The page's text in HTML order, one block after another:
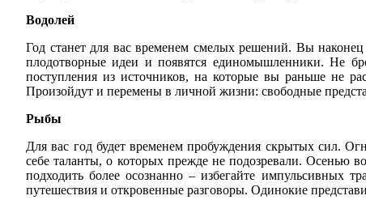
Водолей
Год станет для вас временем смелых решений. Вы
плодотворные идеи и появятся единомышленники. Не
поступления из источников, на которые вы раньше не
Произойдут и перемены в личной жизни: свободные
Рыбы
Для вас год будет временем пробуждения скрытых сил.
себе таланты, о которых прежде не подозревали. Осенью
подходить более осознанно – избегайте импульсивных
путешествия и откровенные разговоры. Одинокие